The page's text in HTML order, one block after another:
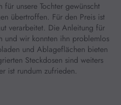
unsere Tochter gewünscht
übertroffen. Für den Preis ist
verarbeitet. Die Anleitung für
und wir konnten ihn problemlos
und Ablageflächen bieten
Steckdosen sind weiters
ist rundum zufrieden.